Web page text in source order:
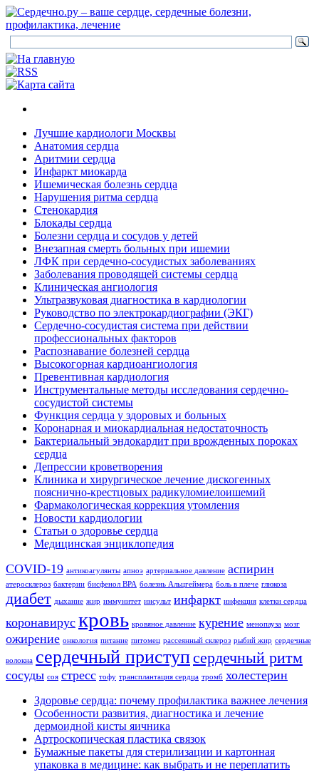
Лучшие кардиологи Москвы
Анатомия сердца
Аритмии сердца
Инфаркт миокарда
Ишемическая болезнь сердца
Нарушения ритма сердца
Стенокардия
Блокады сердца
Болезни сердца и сосудов у детей
Внезапная смерть больных при ишемии
ЛФК при сердечно-сосудистых заболеваниях
Заболевания проводящей системы сердца
Клиническая ангиология
Ультразвуковая диагностика в кардиологии
Руководство по электрокардиографии (ЭКГ)
Сердечно-сосудистая система при действии
профессиональных факторов
Распознавание болезней сердца
Высокогорная кардиоангиология
Превентивная кардиология
Инструментальные методы исследования сердечно-
сосудистой системы
Функция сердца у здоровых и больных
Коронарная и миокардиальная недостаточность
Бактериальный эндокардит при врожденных пороках
сердца
Депрессии кроветворения
Клиника и хирургическое лечение дискогенных
пояснично-крестцовых радикуломиелоишемий
Фармакологическая коррекция утомления
Новости кардиологии
Статьи о здоровье сердца
Медицинская энциклопедия
COVID-19 антикоагулянты апноэ артериальное давление аспирин
атеросклероз бактерии бисфенол BPA болезнь Альцгеймера боль в плече глюкоза
диабет дыхание жир иммунитет инсульт инфаркт инфекция клетки сердца
коронавирус кровь кровяное давление курение менопауза мозг
ожирение онкология питание питомец рассеянный склероз рыбий жир сердечные
волокна сердечный приступсердечный ритм
сосуды соя стресс тофу трансплантация сердца тромб холестерин
Здоровье сердца: почему профилактика важнее лечения
Особенности развития, диагностика и лечение
дермоидной кисты яичника
Артроскопическая пластика связок
Бумажные пакеты для стерилизации и картонная
упаковка в медицине: как выбрать и не переплатить